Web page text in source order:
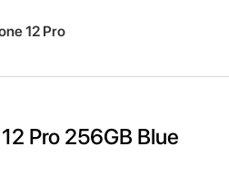
12 Pro
Pro 256GB Blue